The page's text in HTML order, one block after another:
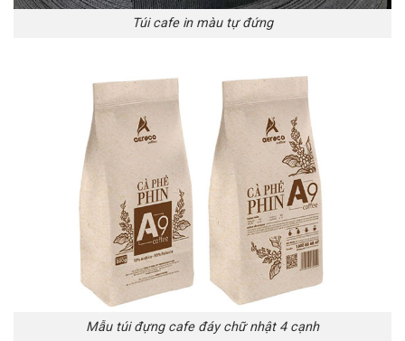
Túi cafe in màu tự đứng
Mẫu túi đựng cafe đáy chữ nhật 4 cạnh